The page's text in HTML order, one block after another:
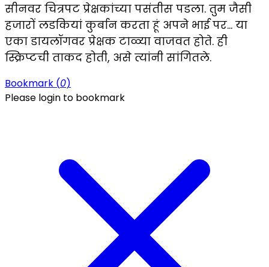
सीनवर चित्रपट प्रेक्षकांच्या पसंतीस पडला. तुम जैसी
हजारों लडकियां कुर्बान करता हूं अपने भाई पर… या
एका डायलॉगवर प्रेक्षक टाळ्या वाजवत होते. ही
स्क्रिप्टची ताकद होती, असे त्यांनी सांगितले.
Bookmark (0)
Please login to bookmark